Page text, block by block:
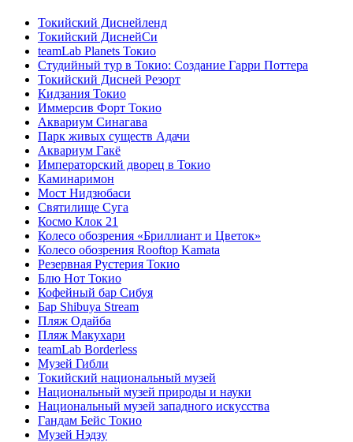
Токийский Диснейленд
Токийский ДиснейСи
teamLab Planets Токио
Студийный тур в Токио: Создание Гарри Поттера
Токийский Дисней Резорт
Кидзания Токио
Иммерсив Форт Токио
Аквариум Синагава
Парк живых существ Адачи
Аквариум Гакё
Императорский дворец в Токио
Каминаримон
Мост Нидзюбаси
Святилище Суга
Космо Клок 21
Колесо обозрения «Бриллиант и Цветок»
Колесо обозрения Rooftop Kamata
Резервная Рустерия Токио
Блю Нот Токио
Кофейный бар Сибуя
Бар Shibuya Stream
Пляж Одайба
Пляж Макухари
teamLab Borderless
Музей Гибли
Токийский национальный музей
Национальный музей природы и науки
Национальный музей западного искусства
Гандам Бейс Токио
Музей Нэдзу